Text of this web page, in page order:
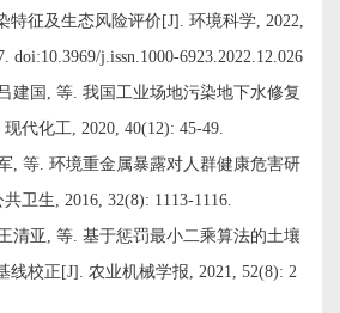
特征及生态风险评价[J]. 环境科学, 2022,
doi:10.3969/j.issn.1000-6923.2022.12.026
建国, 等. 我国工业场地污染地下水修复
代化工, 2020, 40(12): 45-49.
, 等. 环境重金属暴露对人群健康危害研
卫生, 2016, 32(8): 1113-1116.
清亚, 等. 基于惩罚最小二乘算法的土壤
线校正[J]. 农业机械学报, 2021, 52(8): 2